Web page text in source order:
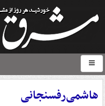
هاشمی‌رفسنجانی